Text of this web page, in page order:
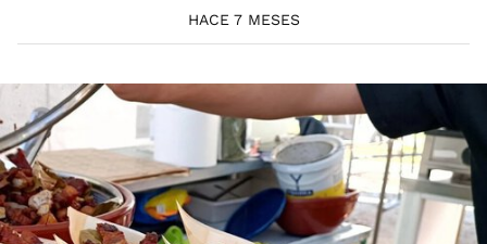
HACE 7 MESES